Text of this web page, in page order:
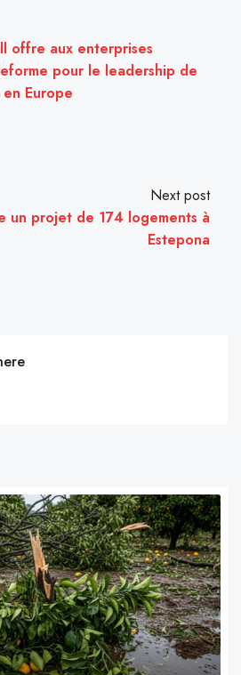
offre aux enterprises
pour le leadership de
Europe
Next post
un projet de 174 logements à
Estepona